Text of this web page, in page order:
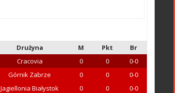
Drużyna M Pkt
Br
Cracovia 0 0
0-0
Górnik Zabrze 0 0
0-0
Jagiellonia Białystok 0 0
0-0